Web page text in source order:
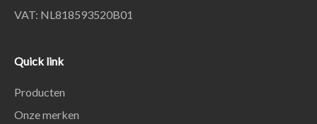
VAT: NL818593520B01
Quick link
Producten
Onze merken